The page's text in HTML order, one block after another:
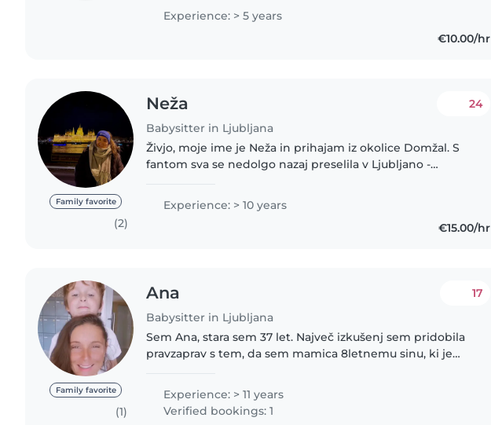
spodbujam pri igri..
Experience: > 5 years
€10.00/hr
Family favorite
(2)
Neža
Babysitter in Ljubljana
24
Živjo, moje ime je Neža in prihajam iz okolice Domžal. S
fantom sva se nedolgo nazaj preselila v Ljubljano -
trenutno pa študiram..
Experience: > 10 years
€15.00/hr
Family favorite
(1)
Ana
Babysitter in Ljubljana
17
Sem Ana, stara sem 37 let. Največ izkušenj sem pridobila
pravzaprav s tem, da sem mamica 8letnemu sinu, ki je
pri vseh zadevah,..
Experience: > 11 years
Verified bookings: 1